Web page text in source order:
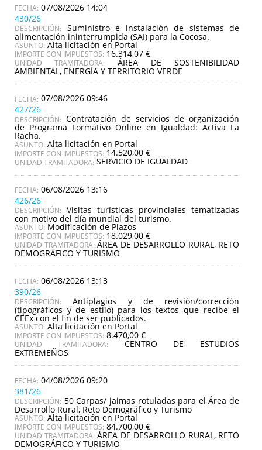
07/08/2026 14:04
430/26
DESCRIPCIÓN: Suministro e instalación de sistemas de
alimentación ininterrumpida (SAI) para la Cocosa.
ASUNTO: Alta licitación en Portal
IMPORTE CON IMPUESTOS: 16.314,07 €
UNIDAD TRAMITADORA: ÁREA DE SOSTENIBILIDAD
AMBIENTAL, ENERGÍA Y TERRITORIO VERDE
07/08/2026 09:46
427/26
DESCRIPCIÓN: Contratación de servicios de organización
de Programa Formativo Online en Igualdad: Activa La
Racha.
ASUNTO: Alta licitación en Portal
IMPORTE CON IMPUESTOS: 14.520,00 €
UNIDAD TRAMITADORA: SERVICIO DE IGUALDAD
06/08/2026 13:16
426/26
DESCRIPCIÓN: Visitas turísticas provinciales tematizadas
con motivo del día mundial del turismo.
ASUNTO: Modificación de Plazos
IMPORTE CON IMPUESTOS: 18.029,00 €
UNIDAD TRAMITADORA: ÁREA DE DESARROLLO RURAL, RETO
DEMOGRÁFICO Y TURISMO
06/08/2026 13:13
390/26
DESCRIPCIÓN: Antiplagios y de revisión/corrección
(tipográficos y de estilo) para los textos que recibe el
CEEx con el fin de ser publicados.
ASUNTO: Alta licitación en Portal
IMPORTE CON IMPUESTOS: 8.470,00 €
UNIDAD TRAMITADORA: CENTRO DE ESTUDIOS
EXTREMEÑOS
04/08/2026 09:20
381/26
DESCRIPCIÓN: 50 Carpas/ jaimas rotuladas para el Área de
Desarrollo Rural, Reto Demográfico y Turismo
ASUNTO: Alta licitación en Portal
IMPORTE CON IMPUESTOS: 84.700,00 €
UNIDAD TRAMITADORA: ÁREA DE DESARROLLO RURAL, RETO
DEMOGRÁFICO Y TURISMO